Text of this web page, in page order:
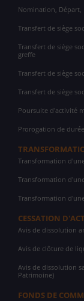
Nomination,
Transfert de siège
Transfert de siège
greffe
Transfert de siège
Transfert de siège
Poursuite d'activité
Prorogation de durée
Transformation d'une
Transformation d'une
Transformation d'une
CESSATION
Avis de dissolution
Avis de clôture de
Avis de dissolution
Patrimoine)
FONDS DE